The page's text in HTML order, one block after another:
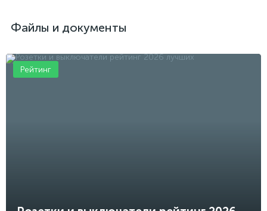
Файлы и документы
Рейтинг